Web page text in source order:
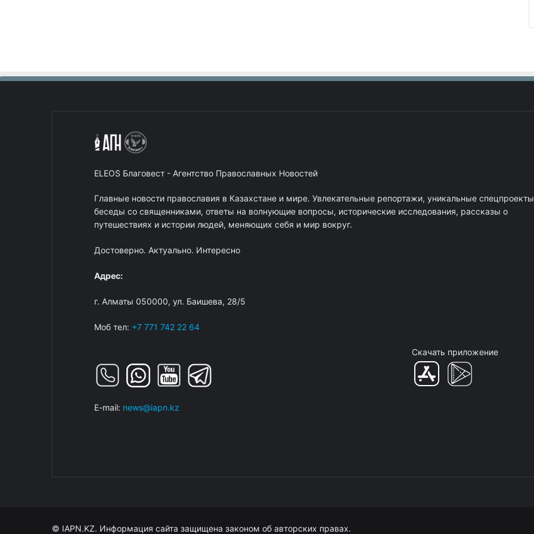
ELEOS Благовест - Агентство Православных Новостей
Главные новости православия в Казахстане и мире. Увлекательные репортажи, уникальные
беседы со священниками, ответы на волнующие вопросы, исторические исследования, рассказы о
путешествиях и истории людей, меняющих себя и мир вокруг.
Достоверно. Актуально. Интересно
Адрес:
г. Алматы 050000, ул. Баишева, 28/5
Моб тел: +7 771 742 22 64
Скачать приложение
E-mail: news@iapn.kz
© IAPN.KZ. Информация сайта защищена законом об авторских правах.